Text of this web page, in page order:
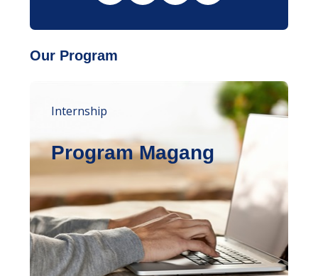
Our Program
Internship
Program Magang